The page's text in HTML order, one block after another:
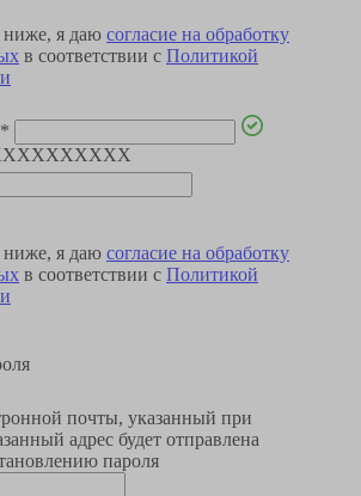
я даю согласие на обработку
в соответствии с Политикой
*
я даю согласие на обработку
в соответствии с Политикой
почты, указанный при
адрес будет отправлена
пароля